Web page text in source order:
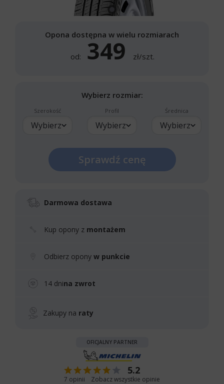
Opona dostępna w wielu rozmiarach
od: 349 zł/szt.
Wybierz rozmiar:
Szerokość
Wybierz
Profil
Wybierz
Średnica
Wybierz
Sprawdź cenę
Darmowa dostawa
Kup opony z montażem
Odbierz opony w punkcie
14 dnina zwrot
Zakupy na raty
OFICJALNY PARTNER
5.2
7 opinii
Zobacz wszystkie opinie